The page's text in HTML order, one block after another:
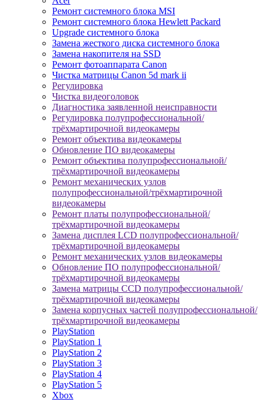
Ремонт системного блока MSI
Ремонт системного блока Hewlett Packard
Upgrade системного блока
Замена жесткого диска системного блока
Замена накопителя на SSD
Ремонт фотоаппарата Canon
Чистка матрицы Canon 5d mark ii
Регулировка
Чистка видеоголовок
Диагностика заявленной неисправности
Регулировка полупрофессиональной/
трёхмартирочной видеокамеры
Ремонт объектива видеокамеры
Обновление ПО видеокамеры
Ремонт объектива полупрофессиональной/
трёхмартирочной видеокамеры
Ремонт механических узлов
полупрофессиональной/трёхмартирочной
видеокамеры
Ремонт платы полупрофессиональной/
трёхмартирочной видеокамеры
Замена дисплея LCD полупрофессиональной/
трёхмартирочной видеокамеры
Ремонт механических узлов видеокамеры
Обновление ПО полупрофессиональной/
трёхмартирочной видеокамеры
Замена матрицы CCD полупрофессиональной/
трёхмартирочной видеокамеры
Замена корпусных частей полупрофессиональной/
трёхмартирочной видеокамеры
PlayStation
PlayStation 1
PlayStation 2
PlayStation 3
PlayStation 4
PlayStation 5
Xbox